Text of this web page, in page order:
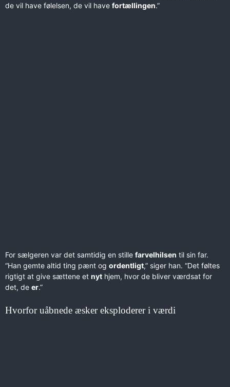
de vil have følelsen, de vil have fortællingen.”
For sælgeren var det samtidig en stille farvelhilsen til sin far.
“Han gemte altid ting pænt og ordentligt,” siger han. “Det føltes
rigtigt at give sættene et nyt hjem, hvor de bliver værdsat for
det, de er.”
Hvorfor uåbnede æsker eksploderer i værdi